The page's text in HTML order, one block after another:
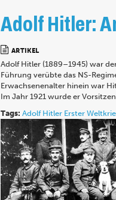
Adolf Hitler:
ARTIKEL
Adolf Hitler (1889–1945) war
Führung verübte das NS-
Erwachsenenalter hinein war
Im Jahr 1921 wurde er
Tags: Adolf Hitler Erster